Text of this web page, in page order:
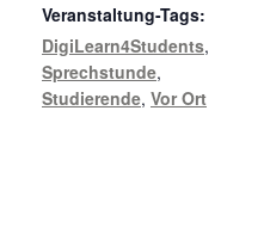
Veranstaltung-Tags:
DigiLearn4Students,
Sprechstunde,
Studierende, Vor Ort